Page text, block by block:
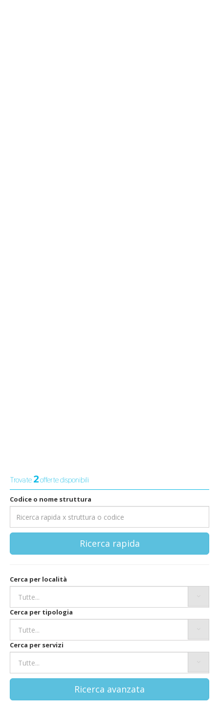
Trovate2offerte disponibili
Codice o nome struttura
Ricerca rapida
Cerca per località
Cerca per tipologia
Cerca per servizi
Ricerca avanzata